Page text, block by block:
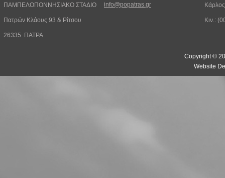
ΠΑΜΠΕΛΟΠΟΝΝΗΣΙΑΚΟ ΣΤΑΔΙΟ
Πατρών Κλάους 93 & Ρίτσου
26335 ΠΑΤΡΑ
info@popatras.gr
Κιν.:
Copyright ©
Website